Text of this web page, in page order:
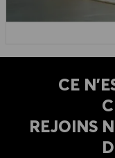
CE
REJOINS